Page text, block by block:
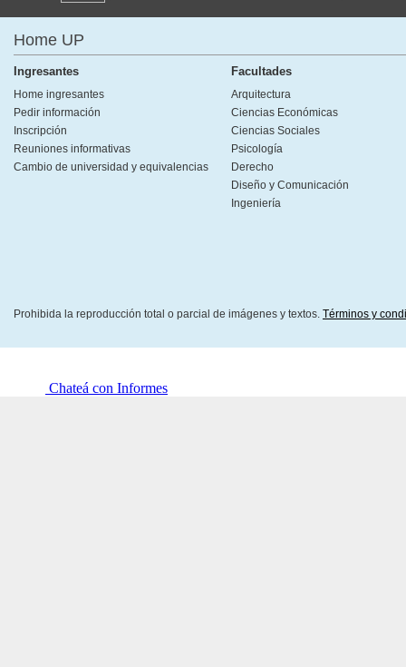
Home UP
Ingresantes
Home ingresantes
Pedir información
Inscripción
Reuniones informativas
Cambio de universidad y equivalencias
Facultades
Arquitectura
Ciencias Económicas
Ciencias Sociales
Psicología
Derecho
Diseño y Comunicación
Ingeniería
Prohibida la reproducción total o parcial de imágenes y textos. Términos y
Chateá con Informes